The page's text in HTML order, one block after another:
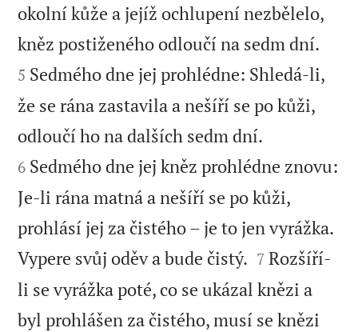
okolní kůže a jejíž ochlupení nezbělelo,
kněz postiženého odloučí na sedm dní.
5 Sedmého dne jej prohlédne: Shledá-li,
že se rána zastavila a nešíří se po kůži,
odloučí ho na dalších sedm dní.
6 Sedmého dne jej kněz prohlédne znovu:
Je-li rána matná a nešíří se po kůži,
prohlásí jej za čistého – je to jen vyrážka.
Vypere svůj oděv a bude čistý. 

7 Rozšíří-
li se vyrážka poté, co se ukázal knězi a
byl prohlášen za čistého, musí se knězi